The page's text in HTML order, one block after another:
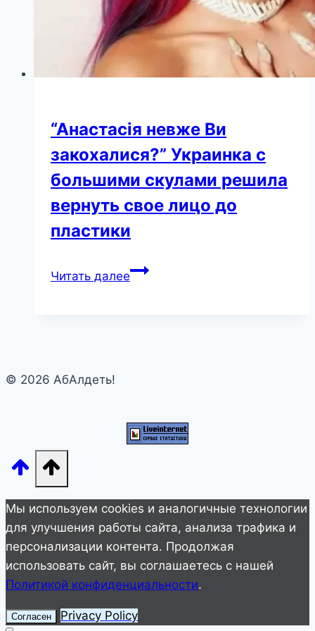
“Анастасія невже Ви
закохалися?” Украинка с
большими скулами решила
вернуть свое лицо до
пластики
Читать далее“Анастасія
решила
вернуть
до
пластики
© 2026 АбАлдеть!
Мы используем cookies и аналогичные технологии
для улучшения работы сайта, анализа трафика и
персонализации контента. Продолжая
использовать сайт, вы соглашаетесь с нашей
Политикой конфиденциальности.
Согласен Privacy Policy